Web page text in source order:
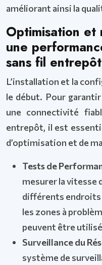
améliorant ainsi la
Optimisation et
une
sans fil entrepôt
L’installation et la
le début. Pour
une connectivité
entrepôt, il est
d’optimisation et de
Tests de
mesurer la vitesse
différents endroits
les zones à
peuvent être
Surveillance du
système de